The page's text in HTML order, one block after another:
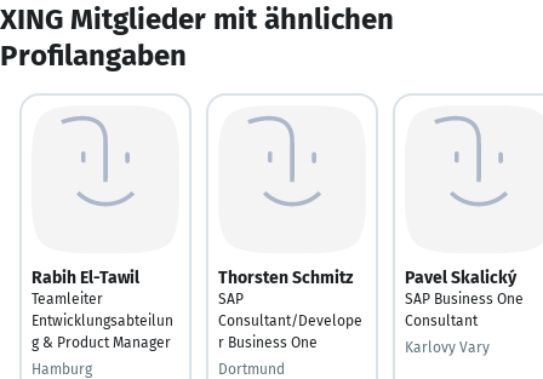
XING Mitglieder mit ähnlichen
Profilangaben
Rabih El-Tawil
Teamleiter
Entwicklungsabteilun
g & Product Manager
Hamburg
Thorsten Schmitz
SAP
Consultant/Develope
r Business One
Dortmund
Pavel Skalický
SAP Business One
Consultant
Karlovy Vary